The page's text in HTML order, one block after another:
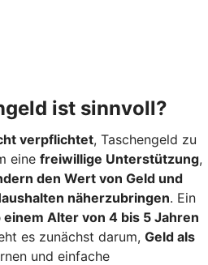
ist sinnvoll?
verpflichtet, Taschengeld zu
eine freiwillige Unterstützung,
den Wert von Geld und
näherzubringen. Ein
einem Alter von 4 bis 5 Jahren
es zunächst darum, Geld als
und einfache